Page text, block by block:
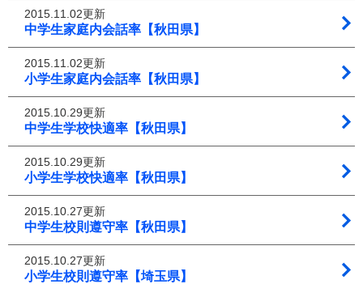
2015.11.02更新
中学生家庭内会話率【秋田県】
2015.11.02更新
小学生家庭内会話率【秋田県】
2015.10.29更新
中学生学校快適率【秋田県】
2015.10.29更新
小学生学校快適率【秋田県】
2015.10.27更新
中学生校則遵守率【秋田県】
2015.10.27更新
小学生校則遵守率【埼玉県】